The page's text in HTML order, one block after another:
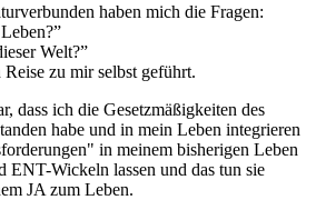
haben mich die Fragen:
hier auf dieser Welt?”
zu mir selbst geführt.
dass ich die Gesetzmäßigkeiten des
habe und in mein Leben integrieren
in meinem bisherigen Leben
ENT-Wickeln lassen und das tun sie
JA zum Leben.